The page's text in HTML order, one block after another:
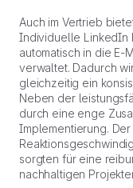
Auch im Vertrieb
Individuelle LinkedIn
automatisch in die E-
verwaltet. Dadurch
gleichzeitig ein
Neben der
durch eine enge
Implementierung.
sorgten für eine
nachhaltigen